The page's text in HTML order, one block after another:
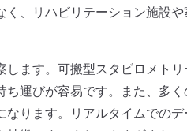
く、リハビリテーション施設
します。可搬型スタビロメト
ち運びが容易です。また、多
なります。リアルタイムでの